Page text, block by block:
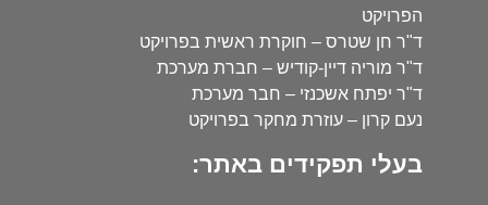
הפרויקט
ד"ר חן שטרס – חוקרת ראשית בפרויקט
ד"ר מוריה דיין-קודיש – חברת מערכת
ד"ר יפתח אשכנזי – חבר מערכת
נעם קרון – עוזרת מחקר בפרויקט
בעלי תפקידים באתר: